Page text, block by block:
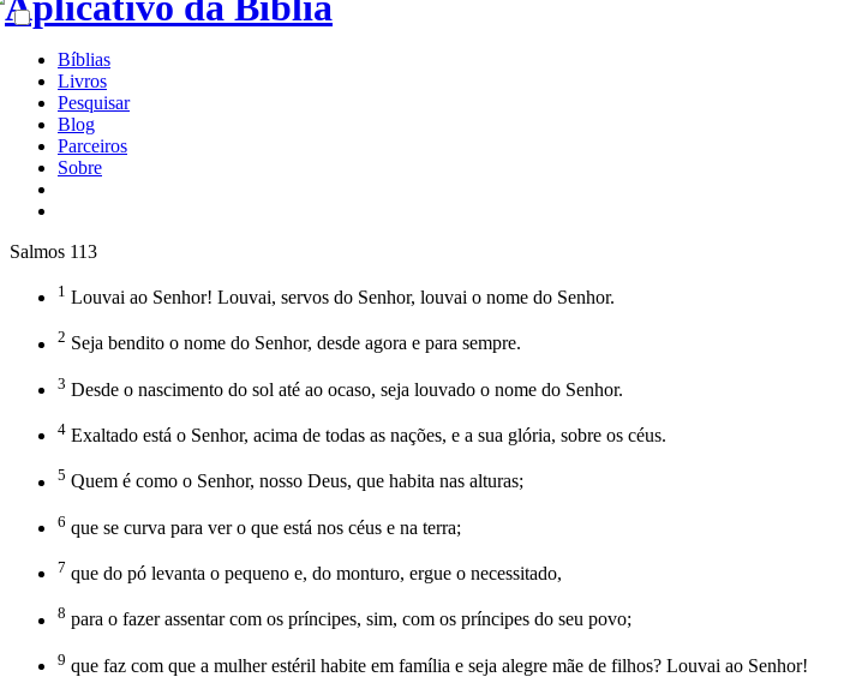
Bíblias
Livros
Pesquisar
Blog
Parceiros
Sobre
Salmos 113
1 Louvai ao Senhor! Louvai, servos do Senhor, louvai o nome do Senhor.
2 Seja bendito o nome do Senhor, desde agora e para sempre.
3 Desde o nascimento do sol até ao ocaso, seja louvado o nome do Senhor.
4 Exaltado está o Senhor, acima de todas as nações, e a sua glória, sobre os céus.
5 Quem é como o Senhor, nosso Deus, que habita nas alturas;
6 que se curva para ver o que está nos céus e na terra;
7 que do pó levanta o pequeno e, do monturo, ergue o necessitado,
8 para o fazer assentar com os príncipes, sim, com os príncipes do seu povo;
9 que faz com que a mulher estéril habite em família e seja alegre mãe de filhos? Louvai ao Senhor!